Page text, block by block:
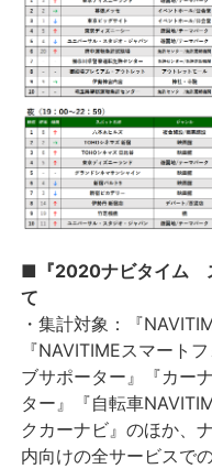
■『2020ナビタイム
て
・集計対象：『
『NAVITIMEスマート
ブサポーター』『カー
ター』『自転車
クカーナビ』のほか、
内向けの全サービスで